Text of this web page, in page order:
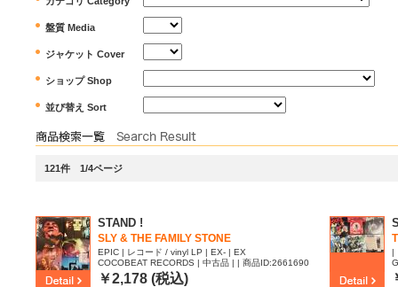
盤質 Media
ジャケット Cover
ショップ Shop
並び替え Sort
121件 1/4ページ
STAND !
SLY & THE FAMILY STONE
EPIC | レコード / vinyl LP | EX- | EX
COCOBEAT RECORDS | 中古品 | | 商品ID:2661690
￥2,178 (税込)
|
|